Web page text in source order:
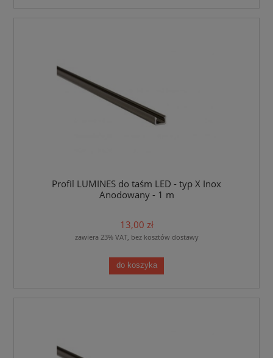
Profil LUMINES do taśm LED - typ X Inox
Anodowany - 1 m
13,00 zł
zawiera 23% VAT, bez kosztów dostawy
do koszyka